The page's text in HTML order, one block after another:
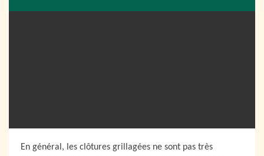
En général, les clôtures grillagées ne sont pas très